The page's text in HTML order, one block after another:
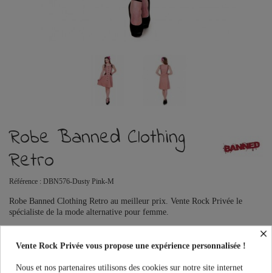
Robe Banned Clothing
Retro
Référence : DBN576-Dusty Pink-M
Robe Banned Clothing Retro au meilleur prix. Vente Rock Privée le
spécialiste de la mode alternative pour femme.
Taille:
×
Vente Rock Privée vous propose une expérience personnalisée !
Nous et nos partenaires utilisons des cookies sur notre site internet